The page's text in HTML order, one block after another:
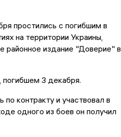
простились с погибшим в
на территории Украины,
районное издание "Доверие" в
погибшем 3 декабря.
контракту и участвовал в
одного из боев он получил